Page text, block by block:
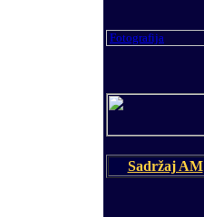
Fotografija
Sadržaj AM